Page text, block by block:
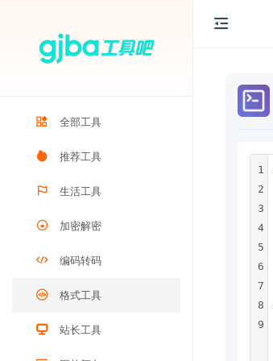
全部工具
推荐工具
生活工具
加密解密
编码转码
格式工具
站长工具
1
2
3
4
5
6
7
8
9